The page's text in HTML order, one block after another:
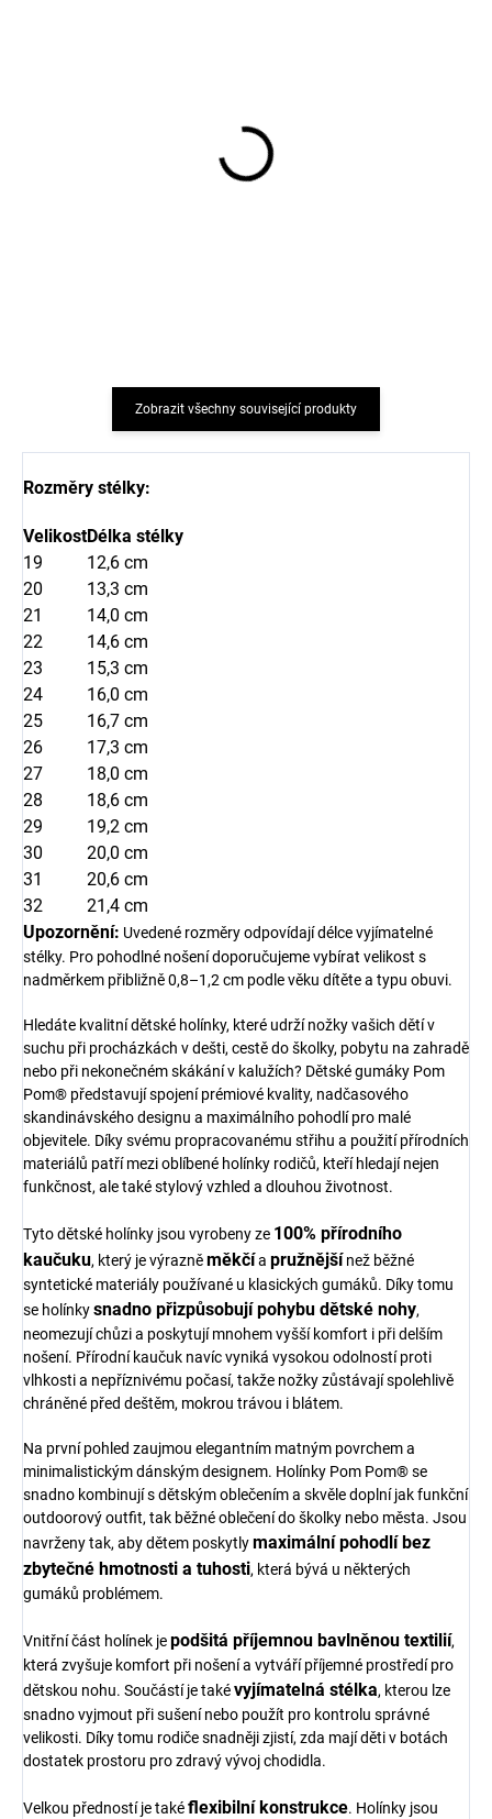
Zobrazit všechny související produkty
Rozměry stélky:
VelikostDélka stélky
19
12,6 cm
20
13,3 cm
21
14,0 cm
22
14,6 cm
23
15,3 cm
24
16,0 cm
25
16,7 cm
26
17,3 cm
27
18,0 cm
28
18,6 cm
29
19,2 cm
30
20,0 cm
31
20,6 cm
32
21,4 cm
Upozornění: Uvedené rozměry odpovídají délce vyjímatelné
stélky. Pro pohodlné nošení doporučujeme vybírat velikost s
nadměrkem přibližně 0,8–1,2 cm podle věku dítěte a typu obuvi.
Hledáte kvalitní dětské holínky, které udrží nožky vašich dětí v
suchu při procházkách v dešti, cestě do školky, pobytu na zahradě
nebo při nekonečném skákání v kalužích? Dětské gumáky Pom
Pom® představují spojení prémiové kvality, nadčasového
skandinávského designu a maximálního pohodlí pro malé
objevitele. Díky svému propracovanému střihu a použití přírodních
materiálů patří mezi oblíbené holínky rodičů, kteří hledají nejen
funkčnost, ale také stylový vzhled a dlouhou životnost.
Tyto dětské holínky jsou vyrobeny ze 100% přírodního
kaučuku, který je výrazněměkčía pružnější než běžné
syntetické materiály používané u klasických gumáků. Díky tomu
se holínkysnadno přizpůsobují pohybu dětské nohy,
neomezují chůzi a poskytují mnohem vyšší komfort i při delším
nošení. Přírodní kaučuk navíc vyniká vysokou odolností proti
vlhkosti a nepříznivému počasí, takže nožky zůstávají spolehlivě
chráněné před deštěm, mokrou trávou i blátem.
Na první pohled zaujmou elegantním matným povrchem a
minimalistickým dánským designem. Holínky Pom Pom® se
snadno kombinují s dětským oblečením a skvěle doplní jak funkční
outdoorový outfit, tak běžné oblečení do školky nebo města. Jsou
navrženy tak, aby dětem poskytlymaximální pohodlí bez
zbytečné hmotnosti a tuhosti, která bývá u některých
gumáků problémem.
Vnitřní část holínek jepodšitá příjemnou bavlněnou textilií,
která zvyšuje komfort při nošení a vytváří příjemné prostředí pro
dětskou nohu. Součástí je takévyjímatelná stélka, kterou lze
snadno vyjmout při sušení nebo použít pro kontrolu správné
velikosti. Díky tomu rodiče snadněji zjistí, zda mají děti v botách
dostatek prostoru pro zdravý vývoj chodidla.
Velkou předností je takéflexibilní konstrukce. Holínky jsou